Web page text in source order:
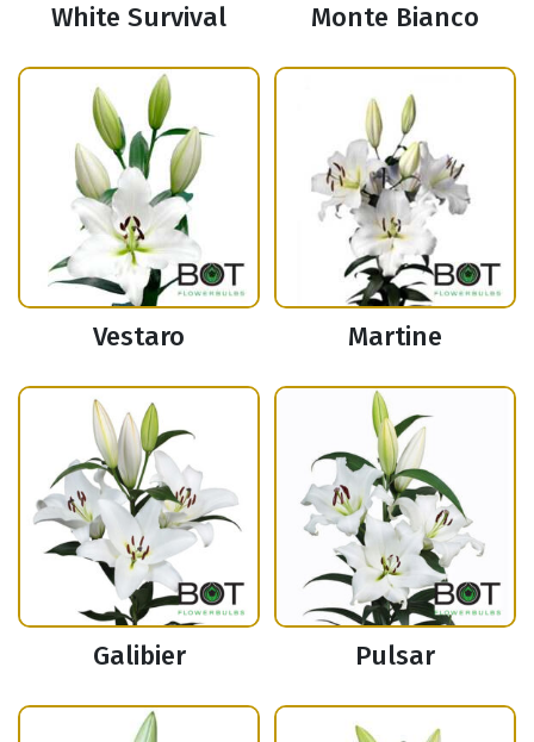
White Survival Monte Bianco
Vestaro Martine
Galibier Pulsar